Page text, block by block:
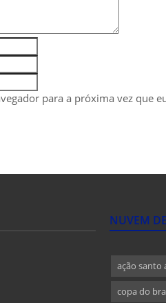
para a próxima vez que
NUVEM
ação santo
copa do